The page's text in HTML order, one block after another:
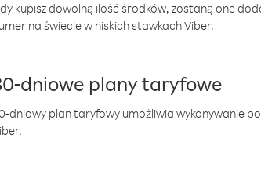
kupisz dowolną ilość środków, zostaną one
na świecie w niskich stawkach Viber.
dniowe plany taryfowe
dniowy plan taryfowy umożliwia wykonywanie